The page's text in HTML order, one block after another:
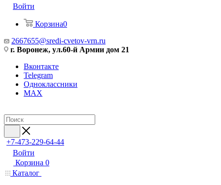
Войти
Корзина0
2667655@sredi-cvetov-vrn.ru
г. Воронеж, ул.60-й Армии дом 21
Вконтакте
Telegram
Одноклассники
MAX
+7-473-229-64-44
Войти
Корзина 0
Каталог